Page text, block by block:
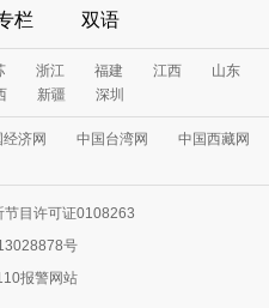
栏 双语
浙江 福建 江西 山东
新疆 深圳
济网 中国台湾网 中国西藏网
节目许可证0108263
号
报警网站